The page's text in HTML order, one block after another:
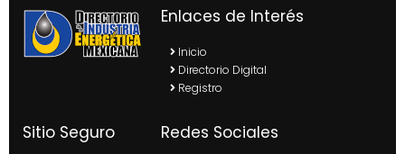
Enlaces de Interés
Inicio
Directorio Digital
Registro
Sitio Seguro Redes Sociales